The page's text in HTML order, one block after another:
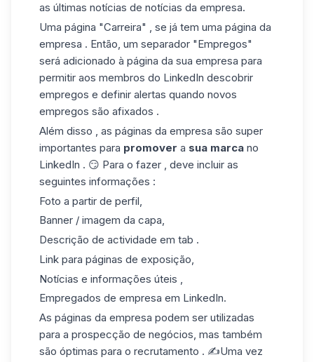
as últimas notícias de notícias da empresa.
Uma página "Carreira" , se já tem uma página da
empresa . Então, um separador "Empregos"
será adicionado à página da sua empresa para
permitir aos membros do LinkedIn descobrir
empregos e definir alertas quando novos
empregos são afixados .
Além disso , as páginas da empresa são super
importantes para promover a sua marca no
LinkedIn . 😏 Para o fazer , deve incluir as
seguintes informações :
Foto a partir de perfil,
Banner / imagem da capa,
Descrição de actividade em tab .
Link para páginas de exposição,
Notícias e informações úteis ,
Empregados de empresa em LinkedIn.
As páginas da empresa podem ser utilizadas
para a prospecção de negócios, mas também
são óptimas para o recrutamento . ✍️Uma vez